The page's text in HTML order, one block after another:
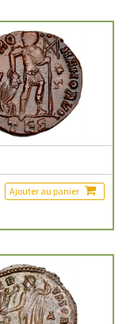
Ajouter au panier